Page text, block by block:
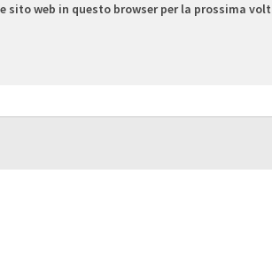
sito web in questo browser per la prossima